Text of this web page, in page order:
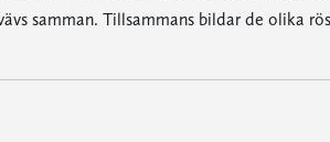
samman. Tillsammans bildar de olika